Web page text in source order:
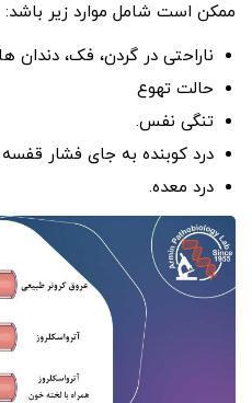
ممکن است شامل موارد زیر باشد:
ناراحتی در گردن، فک، دندان
حالت تهوع
تنگی نفس.
درد کوبنده به جای فشار
درد معده.